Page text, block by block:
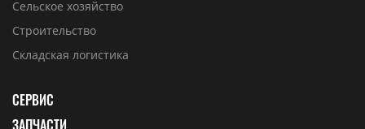
Сельское хозяйство
Строительство
Складская логистика
СЕРВИС
ЗАПЧАСТИ